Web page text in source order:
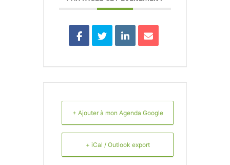
+ Ajouter à mon Agenda Google
+ iCal / Outlook export